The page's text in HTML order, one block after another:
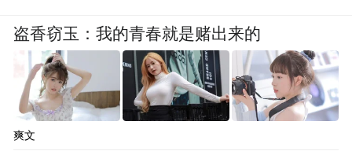
盗香窃玉：我的青春就是赌出来的
爽文